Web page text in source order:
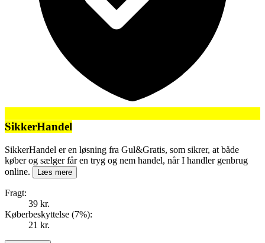
SikkerHandel
SikkerHandel er en løsning fra Gul&Gratis, som sikrer, at både
køber og sælger får en tryg og nem handel, når I handler genbrug
online.
Læs mere
Fragt:
39 kr.
Køberbeskyttelse (7%):
21 kr.